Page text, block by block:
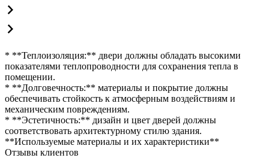
* **Теплоизоляция:** двери должны обладать высокими
показателями теплопроводности для сохранения тепла в
помещении.
* **Долговечность:** материалы и покрытие должны
обеспечивать стойкость к атмосферным воздействиям и
механическим повреждениям.
* **Эстетичность:** дизайн и цвет дверей должны
соответствовать архитектурному стилю здания.
**Используемые материалы и их характеристики**
Отзывы клиентов